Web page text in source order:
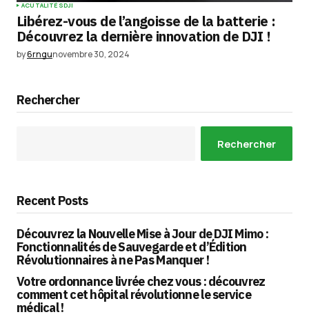
ACUTALITÉSDJI
Libérez-vous de l’angoisse de la batterie :
Découvrez la dernière innovation de DJI !
by6rngunovembre 30, 2024
Rechercher
Rechercher
Recent Posts
Découvrez la Nouvelle Mise à Jour de DJI Mimo :
Fonctionnalités de Sauvegarde et d’Édition
Révolutionnaires à ne Pas Manquer !
Votre ordonnance livrée chez vous : découvrez
comment cet hôpital révolutionne le service
médical !